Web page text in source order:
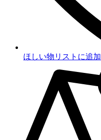
ほしい物リストに追加